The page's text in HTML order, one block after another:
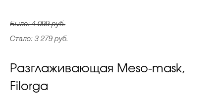
Было: 4 099 руб.
Стало: 3 279 руб.
Разглаживающая Meso-mask,
Filorga